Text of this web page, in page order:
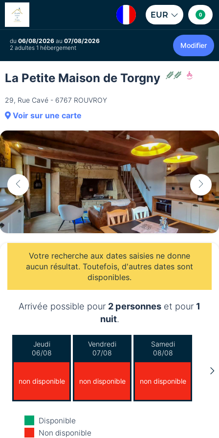
EUR 0
du 06/08/2026 au 07/08/2026
2 adultes 1 hébergement
Modifier
La Petite Maison de Torgny
29, Rue Cavé - 6767 ROUVROY
Voir sur une carte
Votre recherche aux dates saisies ne donne
aucun résultat. Toutefois, d'autres dates sont
disponibles.
Arrivée possible pour 2 personnes et pour 1
nuit.
Jeudi
06/08
non disponible
Vendredi
07/08
non disponible
Samedi
08/08
non disponible
Dimanche
09/08
Disponible
Non disponible